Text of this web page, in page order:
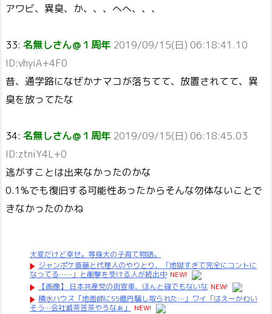
アワビ、異臭、か、、、へへ、、、
33: 名無しさん＠１周年 2019/09/15(日) 06:18:41.10
ID:vhyiA+4F0
昔、通学路になぜかナマコが落ちてて、放置されてて、異
臭を放ってたな
34: 名無しさん＠１周年 2019/09/15(日) 06:18:45.03
ID:ztniY4L+0
逃がすことは出来なかったのかな
0.1%でも復旧する可能性あったからそんな勿体ないことで
きなかったのかね
大変だけど幸せ。等身大の子育て物語。
ジャンポケ斎藤と代理人のやりとり、「地獄すぎて完全にコントに
なってる……」と衝撃を受ける人が続出中 NEW!
【画像】 日本共産党の街宣車、ほんと碌でもないな NEW!
積水ハウス「地面師に55億円騙し取られた…」ワイ「はえーかわい
そう…会社滅茶苦茶やろなぁ」
NEW!